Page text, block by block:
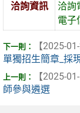
洽詢資訊
洽詢
電子
【2025-01-
單獨招生簡章_採
【2025-01-
師參與遴選